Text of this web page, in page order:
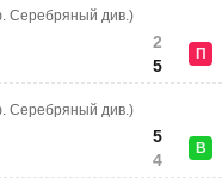
Серебряный див.)
2
5
П
Серебряный див.)
5
4
В